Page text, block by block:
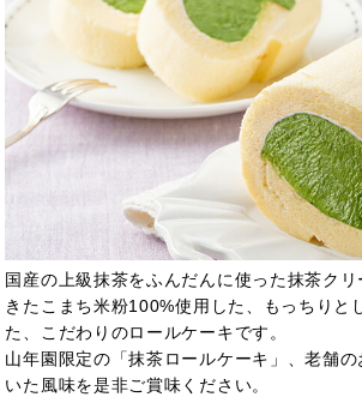
国産の上級抹茶をふんだんに使った抹茶ク
きたこまち米粉100%使用した、もっちりと
た、こだわりのロールケーキです。
山年園限定の「抹茶ロールケーキ」、老舗
いた風味を是非ご賞味ください。